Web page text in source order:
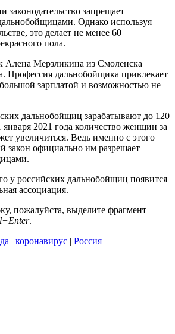
законодательство запрещает
Однако используя
это делает не менее 60
пола.
Алена Мерзликина из Смоленска
Профессия дальнобойщика привлекает
зарплатой и возможностью не
дальнобойщиц зарабатывают до 120
2021 года количество женщин за
увеличиться. Ведь именно с этого
закон официально им разрешает
у российских дальнобойщиц появится
ассоциация.
пожалуйста, выделите фрагмент
.
| коронавирус | Россия